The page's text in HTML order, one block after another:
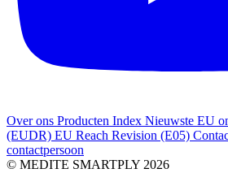
Over ons Producten Index Nieuwste EU
(EUDR) EU Reach Revision (E05)
contactpersoon
© MEDITE SMARTPLY 2026